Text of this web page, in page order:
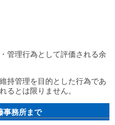
管理行為として評価される余
持管理を目的とした行為であ
るとは限りません。
事務所まで